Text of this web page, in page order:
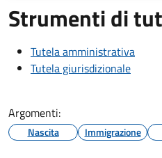
Strumenti di
Tutela amministrativa
Tutela giurisdizionale
Argomenti:
Nascita Immigrazione